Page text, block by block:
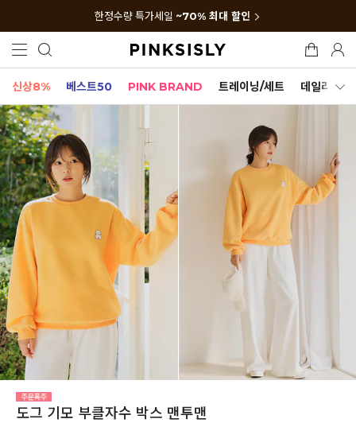
한정수량 특가세일 ~70% 최대 할인
신상8% 베스트50 PINK BRAND 트레이닝/세트 데일리세트
도그 기모 부클자수 박스 맨투맨